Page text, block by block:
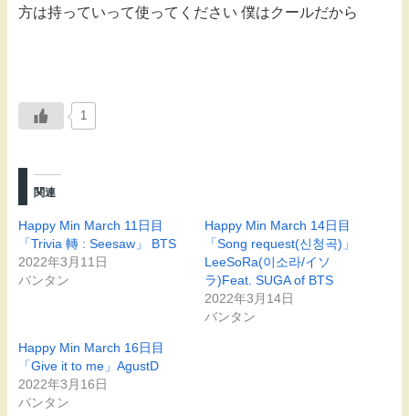
方は持っていって使ってください 僕はクールだから
1
関連
Happy Min March 11日目
「Trivia 轉 : Seesaw」 BTS
2022年3月11日
バンタン
Happy Min March 14日目
「Song request(신청곡)」
LeeSoRa(이소라/イソ
ラ)Feat. SUGA of BTS
2022年3月14日
バンタン
Happy Min March 16日目
「Give it to me」AgustD
2022年3月16日
バンタン